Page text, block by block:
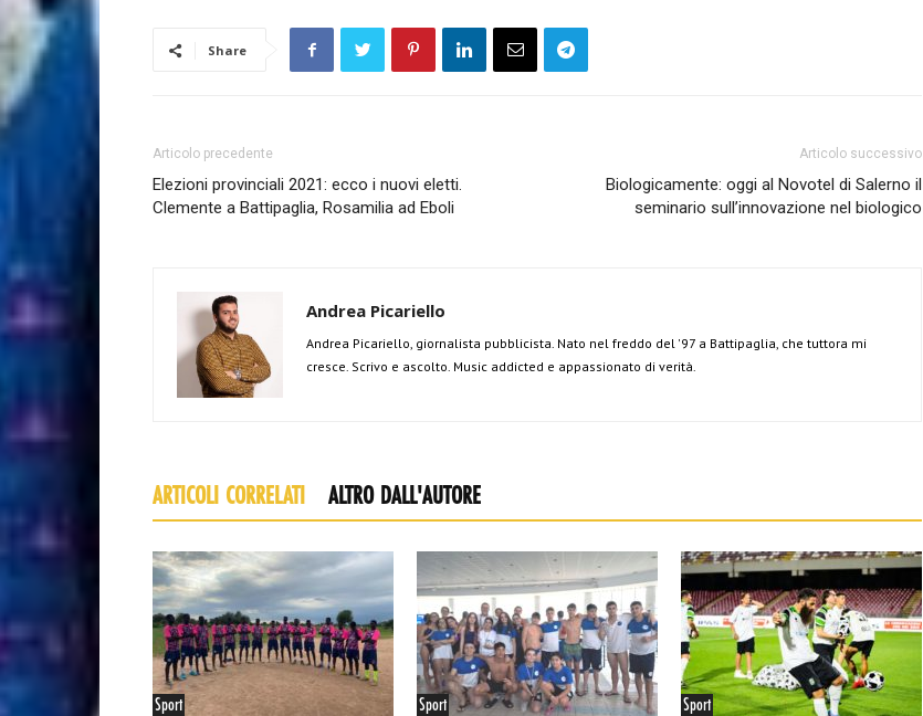
Share
Articolo precedente
Elezioni provinciali 2021: ecco i nuovi eletti.
Clemente a Battipaglia, Rosamilia ad Eboli
Articolo successivo
Biologicamente: oggi al Novotel di Salerno il
seminario sull’innovazione nel biologico
Andrea Picariello
Andrea Picariello, giornalista pubblicista. Nato nel freddo del '97 a Battipaglia, che tuttora mi
cresce. Scrivo e ascolto. Music addicted e appassionato di verità.
ARTICOLI CORRELATI ALTRO DALL'AUTORE
Sport Sport Sport